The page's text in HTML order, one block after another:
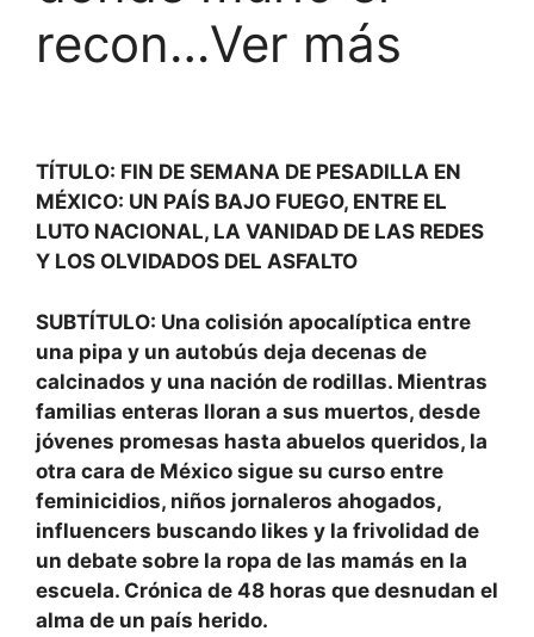
recon…Ver más
TÍTULO: FIN DE SEMANA DE PESADILLA EN
MÉXICO: UN PAÍS BAJO FUEGO, ENTRE EL
LUTO NACIONAL, LA VANIDAD DE LAS REDES
Y LOS OLVIDADOS DEL ASFALTO
SUBTÍTULO: Una colisión apocalíptica entre
una pipa y un autobús deja decenas de
calcinados y una nación de rodillas. Mientras
familias enteras lloran a sus muertos, desde
jóvenes promesas hasta abuelos queridos, la
otra cara de México sigue su curso entre
feminicidios, niños jornaleros ahogados,
influencers buscando likes y la frivolidad de
un debate sobre la ropa de las mamás en la
escuela. Crónica de 48 horas que desnudan el
alma de un país herido.